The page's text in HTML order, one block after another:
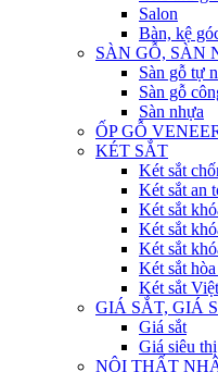
Salon
Bàn, kệ
SÀN GỖ, SÀN
Sàn gỗ tự
Sàn gỗ
Sàn nhựa
ỐP GỖ
KÉT SẮT
Két sắt
Két sắt an
Két sắt
Két sắt
Két sắt
Két sắt
Két sắt
GIÁ SẮT, GIÁ
Giá sắt
Giá siêu thị
NỘI THẤT